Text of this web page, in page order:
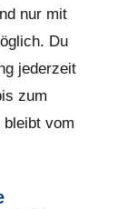
nur mit
Du
jederzeit
zum
vom